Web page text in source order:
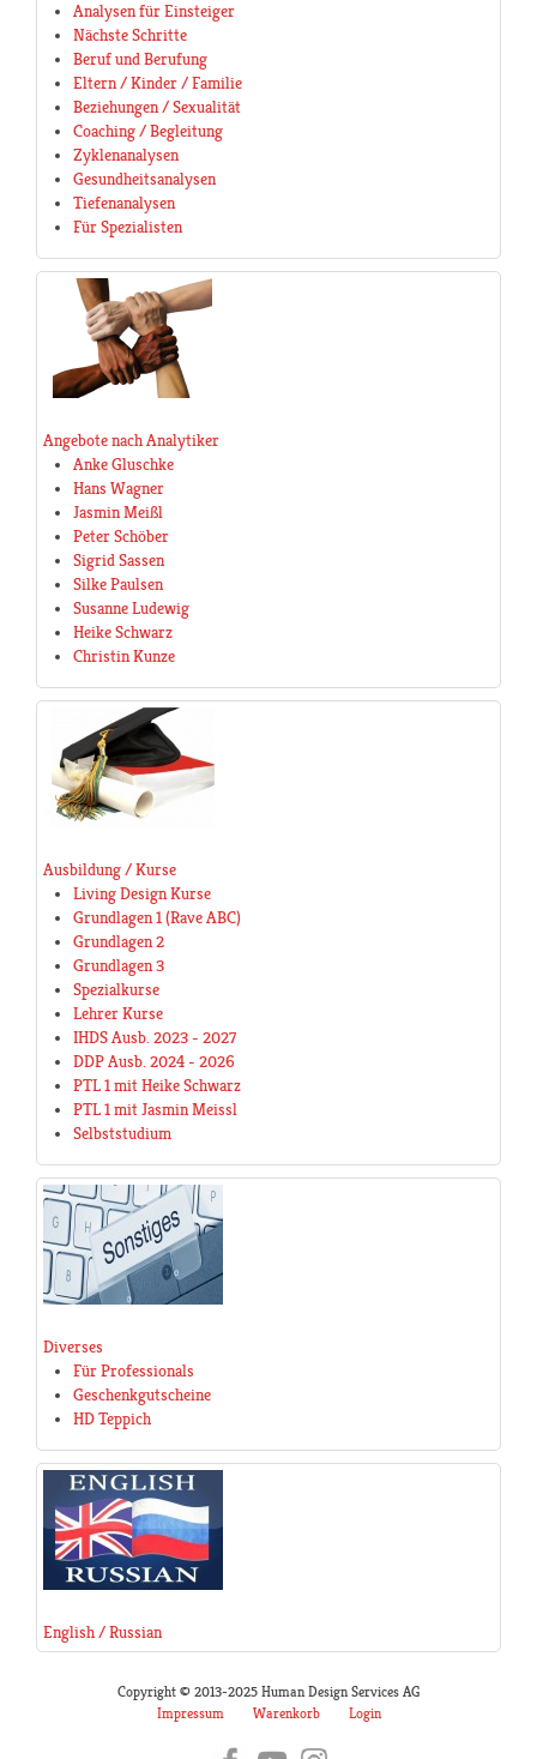
Analysen für Einsteiger
Nächste Schritte
Beruf und Berufung
Eltern / Kinder / Familie
Beziehungen / Sexualität
Coaching / Begleitung
Zyklenanalysen
Gesundheitsanalysen
Tiefenanalysen
Für Spezialisten
Angebote nach Analytiker
Anke Gluschke
Hans Wagner
Jasmin Meißl
Peter Schöber
Sigrid Sassen
Silke Paulsen
Susanne Ludewig
Heike Schwarz
Christin Kunze
Ausbildung / Kurse
Living Design Kurse
Grundlagen 1 (Rave ABC)
Grundlagen 2
Grundlagen 3
Spezialkurse
Lehrer Kurse
IHDS Ausb. 2023 - 2027
DDP Ausb. 2024 - 2026
PTL 1 mit Heike Schwarz
PTL 1 mit Jasmin Meissl
Selbststudium
Diverses
Für Professionals
Geschenkgutscheine
HD Teppich
English / Russian
Copyright © 2013-2025 Human Design Services AG
Impressum
Warenkorb Login